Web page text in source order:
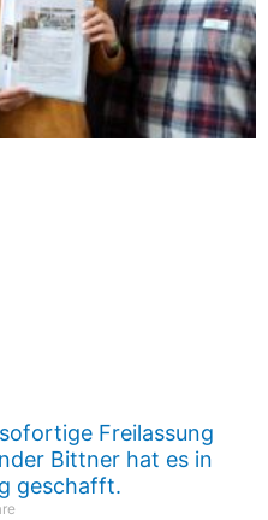
Freilassung
Bittner hat es in
geschafft.